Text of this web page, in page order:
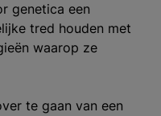
genetica een
tred houden met
waarop ze
te gaan van een